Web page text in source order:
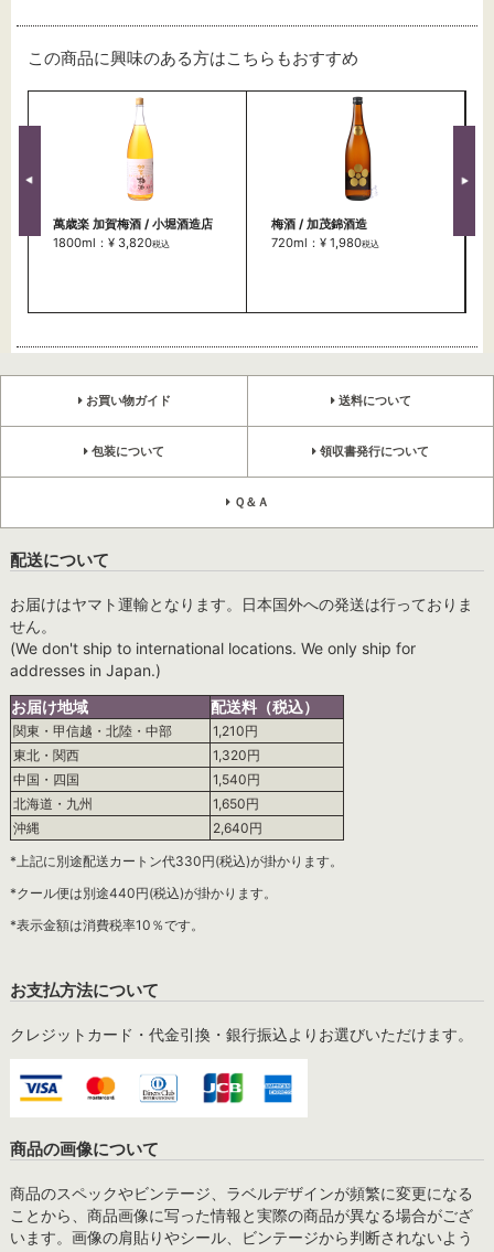
この商品に興味のある方はこちらもおすすめ
萬歳楽 加賀梅酒 / 小堀酒造店
1800ml：¥ 3,820税込
梅酒 / 加茂錦酒造
720ml：¥ 1,980税込
お買い物ガイド 送料について
包装について 領収書発行について
Ｑ＆Ａ
配送について
お届けはヤマト運輸となります。日本国外への発送は行っておりま
せん。
(We don't ship to international locations. We only ship for
addresses in Japan.)
お届け地域
配送料（税込）
関東・甲信越・北陸・中部
1,210円
東北・関西
1,320円
中国・四国
1,540円
北海道・九州
1,650円
沖縄
2,640円
*上記に別途配送カートン代330円(税込)が掛かります。
*クール便は別途440円(税込)が掛かります。
*表示金額は消費税率10％です。
お支払方法について
クレジットカード・代金引換・銀行振込よりお選びいただけます。
商品の画像について
商品のスペックやビンテージ、ラベルデザインが頻繁に変更になる
ことから、商品画像に写った情報と実際の商品が異なる場合がござ
います。画像の肩貼りやシール、ビンテージから判断されないよう